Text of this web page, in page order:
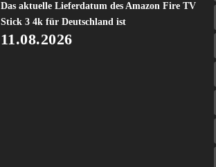
Das aktuelle Lieferdatum des Amazon Fire TV
Stick 3 4k für Deutschland ist
11.08.2026